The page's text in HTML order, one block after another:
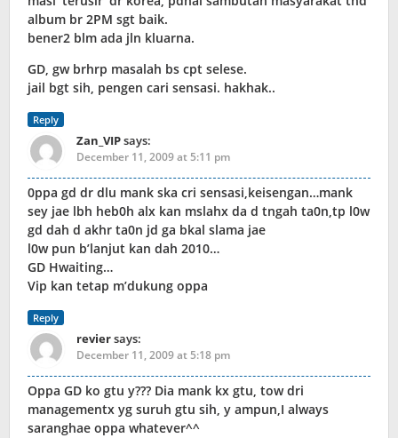
album br 2PM sgt baik.
bener2 blm ada jln kluarna.
GD, gw brhrp masalah bs cpt selese.
jail bgt sih, pengen cari sensasi. hakhak..
Reply
Zan_VIPsays:
December 11, 2009 at 5:11 pm
0ppa gd dr dlu mank ska cri sensasi,keisengan…mank
sey jae lbh heb0h alx kan mslahx da d tngah ta0n,tp l0w
gd dah d akhr ta0n jd ga bkal slama jae
l0w pun b’lanjut kan dah 2010…
GD Hwaiting…
Vip kan tetap m’dukung oppa
Reply
reviersays:
December 11, 2009 at 5:18 pm
Oppa GD ko gtu y??? Dia mank kx gtu, tow dri
managementx yg suruh gtu sih, y ampun,I always
saranghae oppa whatever^^